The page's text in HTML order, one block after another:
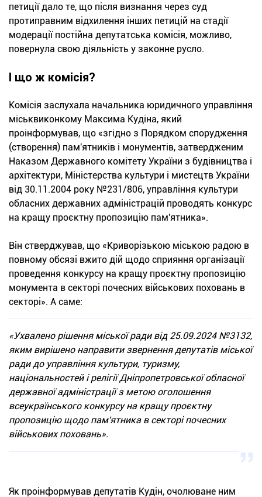
петиції дало те, що після визнання через суд
протиправним відхилення інших петицій на стадії
модерації постійна депутатська комісія, можливо,
повернула свою діяльність у законне русло.
І що ж комісія?
Комісія заслухала начальника юридичного управління
міськвиконкому Максима Кудіна, який
проінформував, що «згідно з Порядком спорудження
(створення) пам'ятників і монументів, затвердженим
Наказом Державного комітету України з будівництва і
архітектури, Міністерства культури і мистецтв України
від 30.11.2004 року №231/806, управління культури
обласних державних адміністрацій проводять конкурс
на кращу проєктну пропозицію пам'ятника».
Він стверджував, що «Криворізькою міською радою в
повному обсязі вжито дій щодо сприяння організації
проведення конкурсу на кращу проєктну пропозицію
монумента в секторі почесних військових поховань в
секторі». А саме:
«Ухвалено рішення міської ради від 25.09.2024 №3132,
яким вирішено направити звернення депутатів міської
ради до управління культури, туризму,
національностей і релігії Дніпропетровської обласної
державної адміністрації з метою оголошення
всеукраїнського конкурсу на кращу проєктну
пропозицію щодо пам'ятника в секторі почесних
військових поховань».
Як проінформував депутатів Кудін, очолюване ним